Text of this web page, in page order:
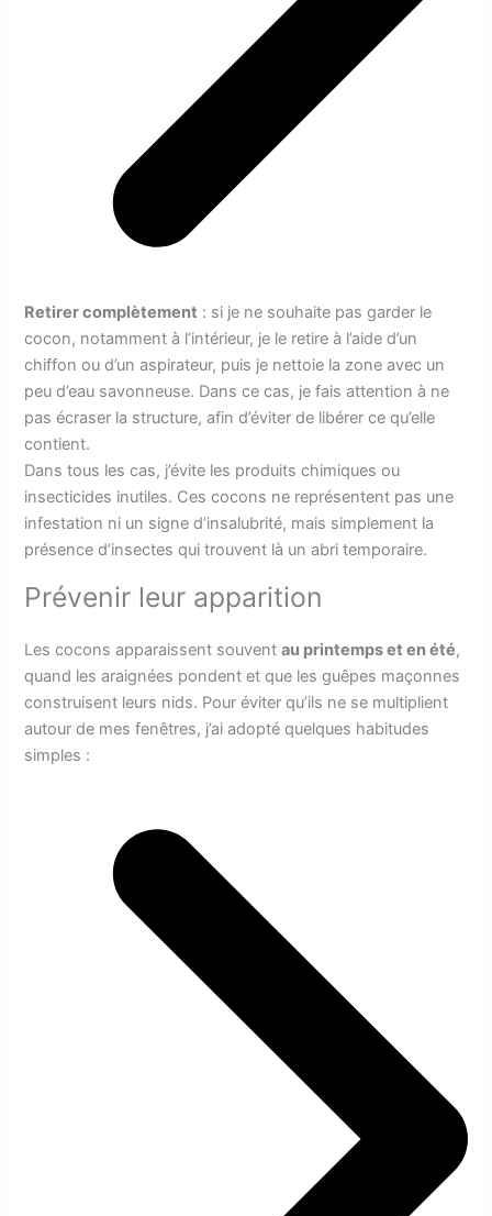
Retirer complètement : si je ne souhaite pas garder le
cocon, notamment à l’intérieur, je le retire à l’aide d’un
chiffon ou d’un aspirateur, puis je nettoie la zone avec un
peu d’eau savonneuse. Dans ce cas, je fais attention à ne
pas écraser la structure, afin d’éviter de libérer ce qu’elle
contient.
Dans tous les cas, j’évite les produits chimiques ou
insecticides inutiles. Ces cocons ne représentent pas une
infestation ni un signe d’insalubrité, mais simplement la
présence d’insectes qui trouvent là un abri temporaire.
Prévenir leur apparition
Les cocons apparaissent souventau printemps et en été,
quand les araignées pondent et que les guêpes maçonnes
construisent leurs nids. Pour éviter qu’ils ne se multiplient
autour de mes fenêtres, j’ai adopté quelques habitudes
simples :